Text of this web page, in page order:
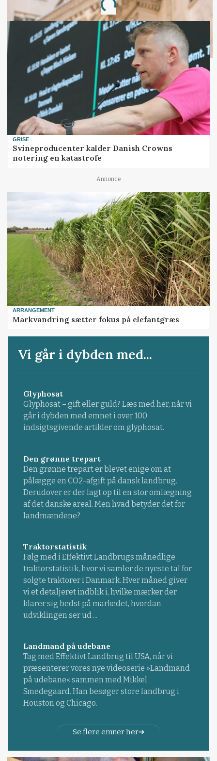
Loading...
GRISE
Svineproducenter kalder Danish Crowns
notering en katastrofe
Annonce
ARRANGEMENT
Markvandring sætter fokus på elefantgræs
Vi går i dybden med...
Glyphosat
Glyphosat – gift eller guld? Læs med her, når vi
går i dybden med emnet i over 100
indsigtsgivende artikler om glyphosat.
Den grønne trepart
Den grønne trepart er blevet enige om at
pålægge en CO2-afgift på dansk landbrug.
Derudover er der lagt op til en stor omlægning
af det danske areal. Men hvad betyder det for
landmændene?
Traktorstatistik
Følg med i Effektivt Landbrugs månedlige
traktorstatistik, hvor vi samler de nyeste tal for
solgte traktorer i Danmark. Hver måned giver
vi et detaljeret indblik i, hvilke mærker der
klarer sig bedst på markedet, hvordan
udviklingen ser ud ...
Landmand på udebane
Tag med Effektivt Landbrug til USA, når vi
præsenterer vores nye videoserie »Landmand
på udebane« sammen med Mikkel
Smedegaard. Han besøger store landbrug i
Houston og Chicago.
Se flere emner her